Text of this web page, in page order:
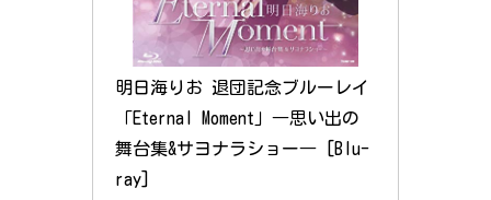
明日海りお 退団記念ブルーレイ
「Eternal Moment」―思い出の
舞台集&サヨナラショー― [Blu-
ray]